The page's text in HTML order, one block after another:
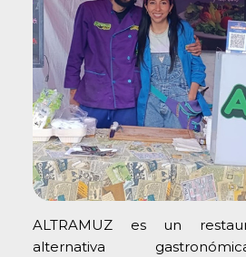
ALTRAMUZ es un
alternativa